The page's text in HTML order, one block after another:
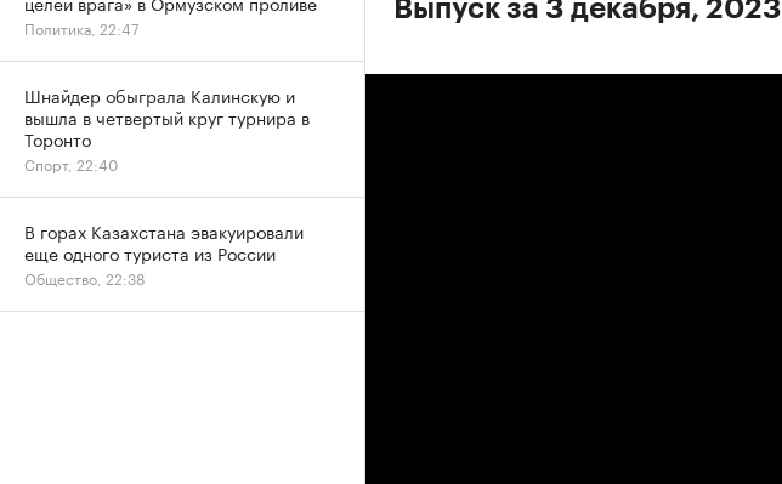
Выпуск за 3 декабря, 2023
Политика, 22:47
Шнайдер обыграла Калинскую и
вышла в четвертый круг турнира в
Торонто
Спорт, 22:40
В горах Казахстана эвакуировали
еще одного туриста из России
Общество, 22:38